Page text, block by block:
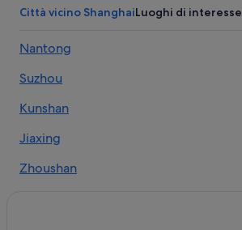
Shanghai: Appartamenti
Shuyuan: hotel
Shanghai: hotel
Shanghai: hotel a 4 stelle
Shanghai: hotel a 5 stelle
Città vicino ShanghaiLuoghi di interesse
Nantong
Suzhou
Kunshan
Jiaxing
Zhoushan